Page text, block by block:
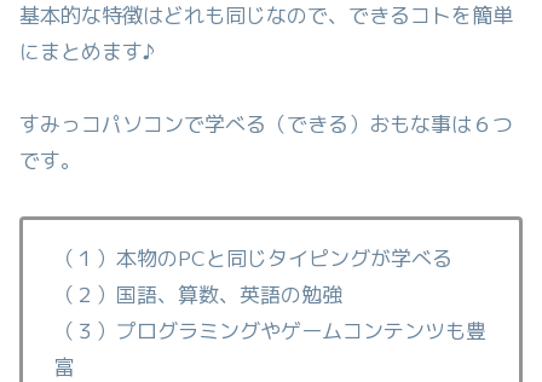
基本的な特徴はどれも同じなので、できるコトを簡単
にまとめます♪
すみっコパソコンで学べる（できる）おもな事は６つ
です。
（１）本物のPCと同じタイピングが学べる
（２）国語、算数、英語の勉強
（３）プログラミングやゲームコンテンツも豊
富